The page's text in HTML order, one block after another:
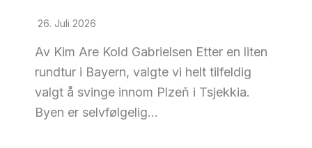
26. Juli 2026
Av Kim Are Kold Gabrielsen Etter en liten
rundtur i Bayern, valgte vi helt tilfeldig
valgt å svinge innom Plzeň i Tsjekkia.
Byen er selvfølgelig…